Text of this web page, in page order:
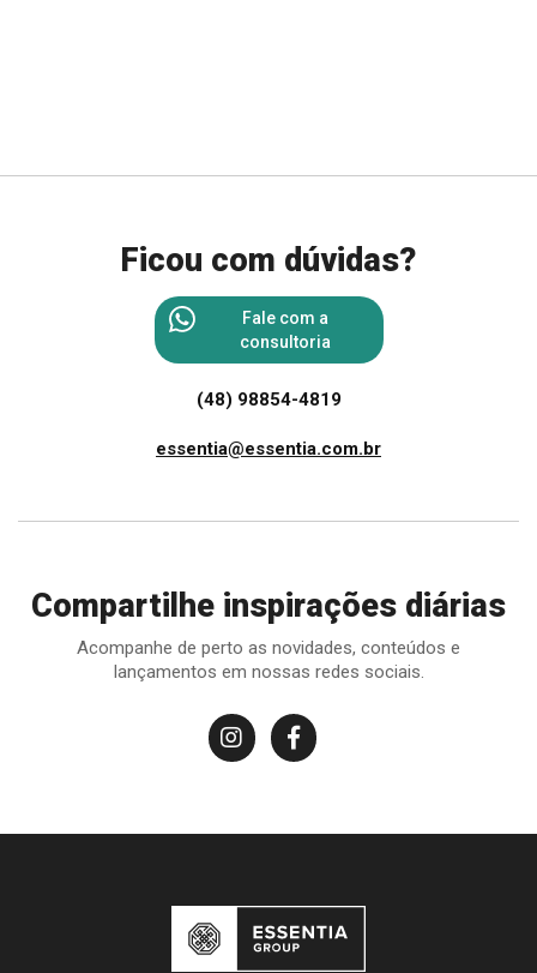
Ficou com dúvidas?
Fale com a
consultoria
(48) 98854-4819
essentia@essentia.com.br
Compartilhe inspirações diárias
Acompanhe de perto as novidades, conteúdos e
lançamentos em nossas redes sociais.